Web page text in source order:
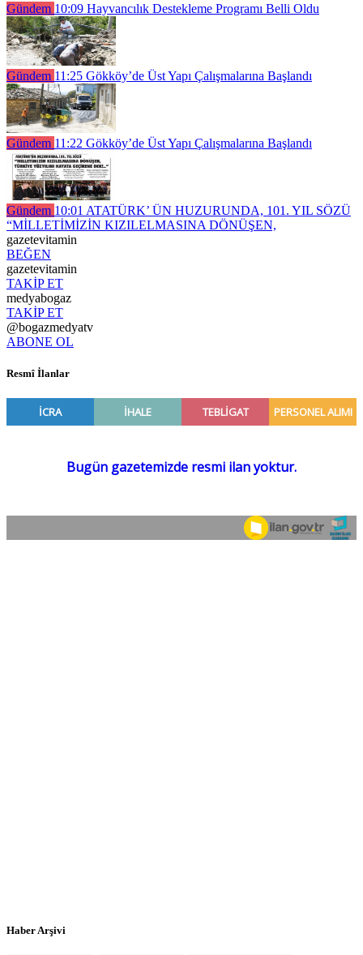
Gündem 10:09 Hayvancılık Destekleme Programı Belli Oldu
Gündem 11:25 Gökköy’de Üst Yapı Çalışmalarına Başlandı
Gündem 11:22 Gökköy’de Üst Yapı Çalışmalarına Başlandı
Gündem 10:01 ATATÜRK’ ÜN HUZURUNDA, 101. YIL SÖZÜ
“MİLLETİMİZİN KIZILELMASINA DÖNÜŞEN,
gazetevitamin
BEĞEN
gazetevitamin
TAKİP ET
medyabogaz
TAKİP ET
@bogazmedyatv
ABONE OL
Resmî İlanlar
Haber Arşivi